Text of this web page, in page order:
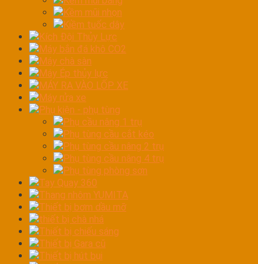
Kềm mũi nhọn
Kiềm tuốc dây
Kích Đội Thủy Lực
Máy bắn đá khô CO2
Máy chà sàn
Máy Ép thủy lực
MÁY RA VÀO LỐP XE
Máy rửa xe
Phụ kiện - phụ tùng
Phụ cầu nâng 1 trụ
Phụ tùng cầu cắt kéo
Phụ tùng cầu nâng 2 trụ
Phụ tùng cầu nâng 4 trụ
Phụ tùng phòng sơn
Tay Quay 360
Thang nhôm YUMITA
Thiết bị bơm dầu mỡ
thiết bị chà nhá
Thiết bị chiếu sáng
Thiết bị Gara cũ
Thiết bị hút bụi